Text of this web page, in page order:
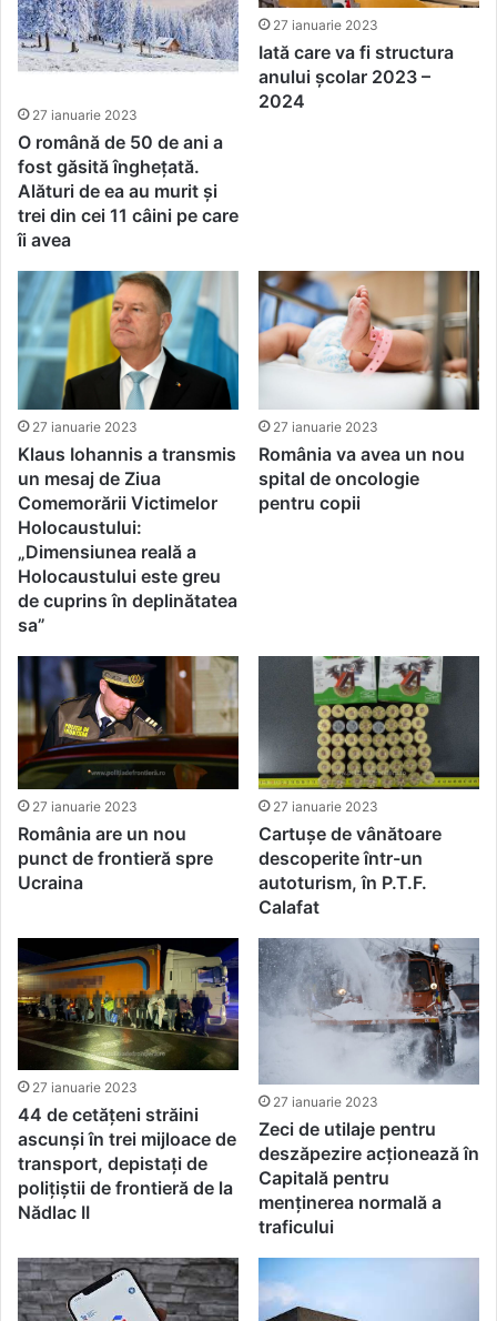
27 ianuarie 2023
O română de 50 de ani a
fost găsită înghețată.
Alături de ea au murit și
trei din cei 11 câini pe care
îi avea
27 ianuarie 2023
Iată care va fi structura
anului școlar 2023 –
2024
27 ianuarie 2023
Klaus Iohannis a transmis
un mesaj de Ziua
Comemorării Victimelor
Holocaustului:
„Dimensiunea reală a
Holocaustului este greu
de cuprins în deplinătatea
sa”
27 ianuarie 2023
România va avea un nou
spital de oncologie
pentru copii
27 ianuarie 2023
România are un nou
punct de frontieră spre
Ucraina
27 ianuarie 2023
Cartușe de vânătoare
descoperite într-un
autoturism, în P.T.F.
Calafat
27 ianuarie 2023
44 de cetăţeni străini
ascunși în trei mijloace de
transport, depistați de
polițiștii de frontieră de la
Nădlac II
27 ianuarie 2023
Zeci de utilaje pentru
deszăpezire acționează în
Capitală pentru
menținerea normală a
traficului